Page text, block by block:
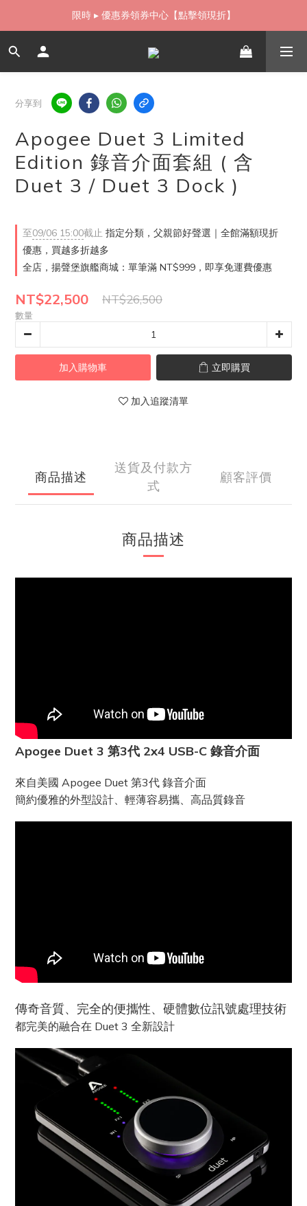
如需當日配送貨海外寄送，歡迎直接與我們聯繫
限時 ▸ 優惠券領券中心【點擊領現折】
如需當日配送貨海外寄送，歡迎直接與我們聯繫
分享到
Apogee Duet 3 Limited
Edition 錄音介面套組 ( 含
Duet 3 / Duet 3 Dock )
至09/06 15:00截止 指定分類，父親節好聲選｜全館滿額現折
優惠，買越多折越多
全店，揚聲堡旗艦商城：單筆滿 NT$999，即享免運費優惠
NT$22,500 NT$26,500
數量
加入購物車 立即購買
加入追蹤清單
商品描述
送貨及付款方
式
顧客評價
商品描述
Apogee Duet 3 第3代 2x4 USB-C 錄音介面
來自美國 Apogee Duet 第3代 錄音介面
簡約優雅的外型設計、輕薄容易攜、高品質錄音
傳奇音質、完全的便攜性、硬體數位訊號處理技術
都完美的融合在 Duet 3 全新設計